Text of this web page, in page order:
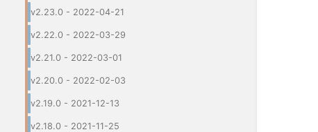
v2.23.0 - 2022-04-21
v2.22.0 - 2022-03-29
v2.21.0 - 2022-03-01
v2.20.0 - 2022-02-03
v2.19.0 - 2021-12-13
v2.18.0 - 2021-11-25